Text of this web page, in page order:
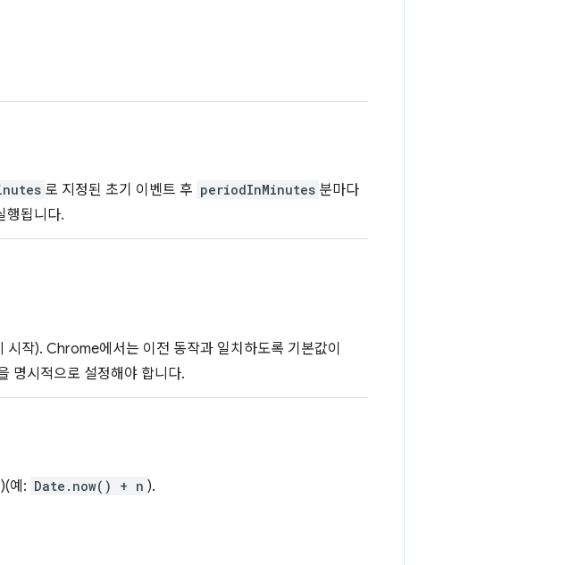
로 지정된 초기 이벤트 후 periodInMinutes 분마다
행됩니다.
작). Chrome에서는 이전 동작과 일치하도록 기본값이
명시적으로 설정해야 합니다.
예: Date.now() + n ).